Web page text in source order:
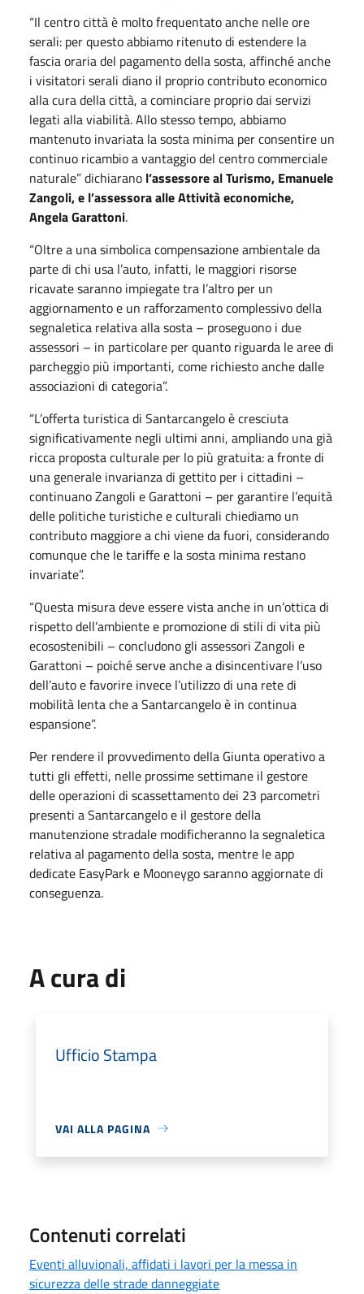
“Il centro città è molto frequentato anche nelle ore
serali: per questo abbiamo ritenuto di estendere la
fascia oraria del pagamento della sosta, affinché anche
i visitatori serali diano il proprio contributo economico
alla cura della città, a cominciare proprio dai servizi
legati alla viabilità. Allo stesso tempo, abbiamo
mantenuto invariata la sosta minima per consentire un
continuo ricambio a vantaggio del centro commerciale
naturale” dichiarano l’assessore al Turismo, Emanuele
Zangoli, e l’assessora alle Attività economiche,
Angela Garattoni.
“Oltre a una simbolica compensazione ambientale da
parte di chi usa l’auto, infatti, le maggiori risorse
ricavate saranno impiegate tra l’altro per un
aggiornamento e un rafforzamento complessivo della
segnaletica relativa alla sosta – proseguono i due
assessori – in particolare per quanto riguarda le aree di
parcheggio più importanti, come richiesto anche dalle
associazioni di categoria”.
“L’offerta turistica di Santarcangelo è cresciuta
significativamente negli ultimi anni, ampliando una già
ricca proposta culturale per lo più gratuita: a fronte di
una generale invarianza di gettito per i cittadini –
continuano Zangoli e Garattoni – per garantire l’equità
delle politiche turistiche e culturali chiediamo un
contributo maggiore a chi viene da fuori, considerando
comunque che le tariffe e la sosta minima restano
invariate”.
“Questa misura deve essere vista anche in un’ottica di
rispetto dell’ambiente e promozione di stili di vita più
ecosostenibili – concludono gli assessori Zangoli e
Garattoni – poiché serve anche a disincentivare l’uso
dell’auto e favorire invece l’utilizzo di una rete di
mobilità lenta che a Santarcangelo è in continua
espansione”.
Per rendere il provvedimento della Giunta operativo a
tutti gli effetti, nelle prossime settimane il gestore
delle operazioni di scassettamento dei 23 parcometri
presenti a Santarcangelo e il gestore della
manutenzione stradale modificheranno la segnaletica
relativa al pagamento della sosta, mentre le app
dedicate EasyPark e Mooneygo saranno aggiornate di
conseguenza.
A cura di
Ufficio Stampa
VAI ALLA PAGINA
Contenuti correlati
Eventi alluvionali, affidati i lavori per la messa in
sicurezza delle strade danneggiate